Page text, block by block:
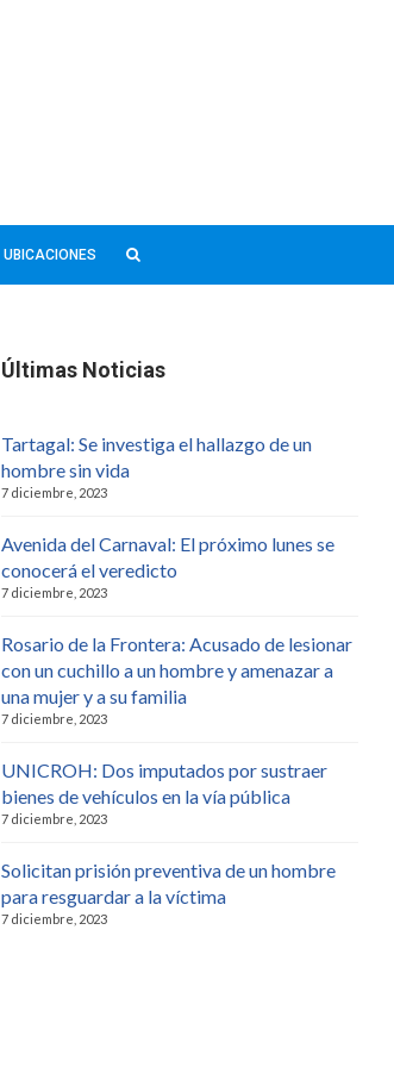
UBICACIONES
Últimas Noticias
Tartagal: Se investiga el hallazgo de un
hombre sin vida
7 diciembre, 2023
Avenida del Carnaval: El próximo lunes se
conocerá el veredicto
7 diciembre, 2023
Rosario de la Frontera: Acusado de lesionar
con un cuchillo a un hombre y amenazar a
una mujer y a su familia
7 diciembre, 2023
UNICROH: Dos imputados por sustraer
bienes de vehículos en la vía pública
7 diciembre, 2023
Solicitan prisión preventiva de un hombre
para resguardar a la víctima
7 diciembre, 2023